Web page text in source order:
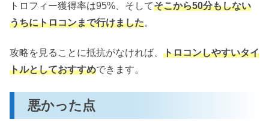
トロフィー獲得率は95%、そしてそこから50分もしない
うちにトロコンまで行けました。
攻略を見ることに抵抗がなければ、 トロコンしやすいタイ
トルとしておすすめできます。
悪かった点